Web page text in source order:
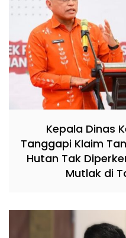
Kepala Dinas
Tanggapi Klaim
Hutan Tak
Mutlak di